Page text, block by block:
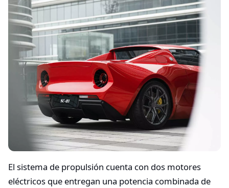
El sistema de propulsión cuenta con dos motores
eléctricos que entregan una potencia combinada de